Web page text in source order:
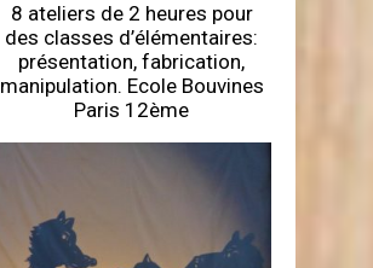
8 ateliers de 2 heures pour
des classes d’élémentaires:
présentation, fabrication,
manipulation. Ecole Bouvines
Paris 12ème